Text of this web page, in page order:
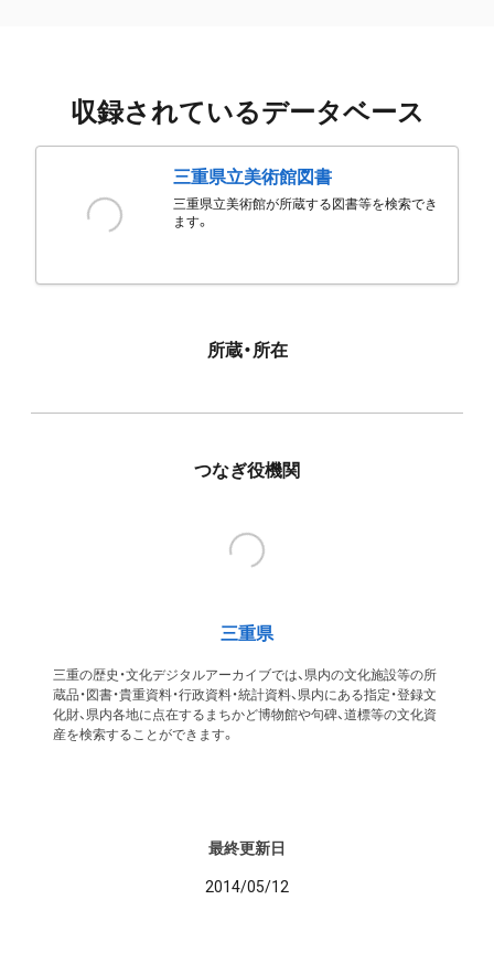
収録されているデータベース
三重県立美術館図書
三重県立美術館が所蔵する図書等を検索でき
ます。
所蔵・所在
つなぎ役機関
三重県
三重の歴史・文化デジタルアーカイブでは、県内の文化施設等の所
蔵品・図書・貴重資料・行政資料・統計資料、県内にある指定・登録文
化財、県内各地に点在するまちかど博物館や句碑、道標等の文化資
産を検索することができます。
最終更新日
2014/05/12